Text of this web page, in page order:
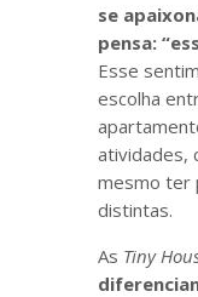
se
pensa:
Esse
escolha
atividades,
mesmo ter
distintas.
As Tiny